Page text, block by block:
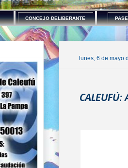
CONCEJO DELIBERANTE
lunes, 6 de mayo
CALEUFÚ: